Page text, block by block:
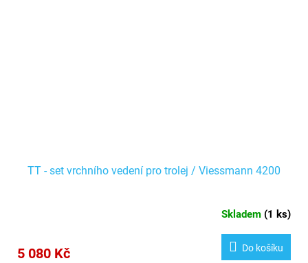
TT - set vrchního vedení pro trolej / Viessmann 4200
Skladem (1 ks)
5 080 Kč Do košíku